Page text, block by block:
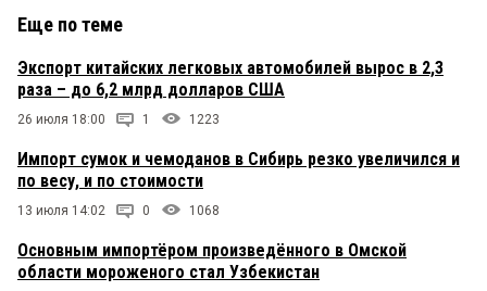
Еще по теме
Экспорт китайских легковых автомобилей вырос в 2,3
раза – до 6,2 млрд долларов США
26 июля 18:00 1 1223
Импорт сумок и чемоданов в Сибирь резко увеличился и
по весу, и по стоимости
13 июля 14:02 0 1068
Основным импортёром произведённого в Омской
области мороженого стал Узбекистан